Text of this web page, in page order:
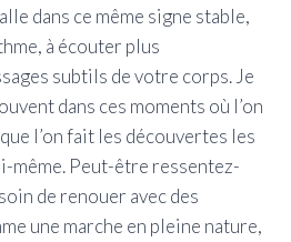
dans ce même signe stable,
à écouter plus
subtils de votre corps. Je
dans ces moments où l’on
l’on fait les découvertes les
même. Peut-être ressentez-
de renouer avec des
une marche en pleine nature,